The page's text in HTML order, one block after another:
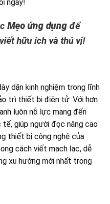
ngày!
Mẹo ứng dụng để
hữu ích và thú vị!
dặn kinh nghiệm trong lĩnh
trì thiết bị điện tử. Với hơn
luôn nỗ lực mang đến
giúp người đọc nâng cao
thiết bị công nghệ của
cách viết mạch lạc, dễ
xu hướng mới nhất trong